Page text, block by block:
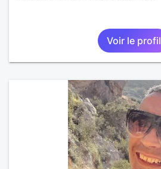
Voir le profil